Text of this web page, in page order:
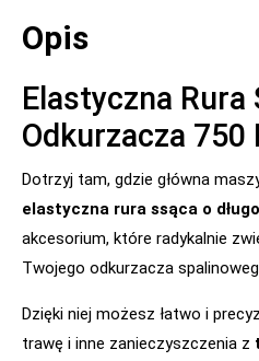
Opis
Elastyczna Rura
Odkurzacza 750
Dotrzyj tam, gdzie główna
elastyczna rura ssąca o
akcesorium, które radykalnie
Twojego odkurzacza
Dzięki niej możesz łatwo i
trawę i inne zanieczyszczenia z